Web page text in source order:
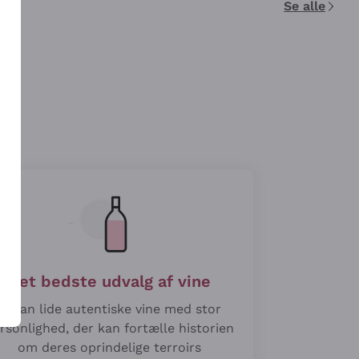
Se alle
Det bedste udvalg af vine
Vi kan lide autentiske vine med stor
der kan fortælle historien
om deres oprindelige terroirs